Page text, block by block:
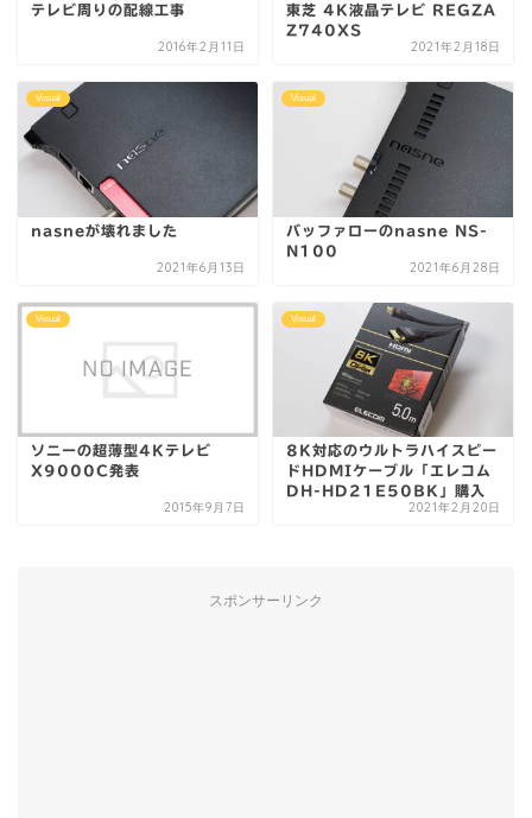
テレビ周りの配線工事
2016年2月11日
東芝 4K液晶テレビ REGZA
Z740XS
2021年2月18日
Visual
nasneが壊れました
2021年6月13日
Visual
バッファローのnasne NS-
N100
2021年6月28日
Visual
ソニーの超薄型4Kテレビ
X9000C発表
2015年9月7日
Visual
8K対応のウルトラハイスピー
ドHDMIケーブル「エレコム
DH-HD21E50BK」購入
2021年2月20日
スポンサーリンク